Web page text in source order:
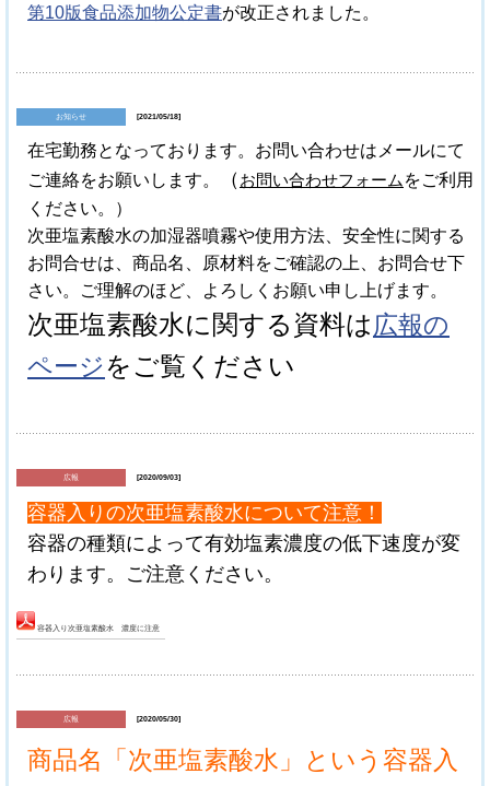
第10版食品添加物公定書が改正されました。
お知らせ [2021/05/18]
在宅勤務となっております。お問い合わせはメールにて
ご連絡をお願いします。
（ お問い合わせフォーム をご利用
ください。）
次亜塩素酸水の加湿器噴霧や使用方法、安全性に関する
お問合せは、商品名、原材料をご確認の上、お問合せ下
さい。ご理解のほど、よろしくお願い申し上げます。
次亜塩素酸水に関する資料は広報の
ページをご覧ください
広報 [2020/09/03]
容器入りの次亜塩素酸水について注意！
容器の種類によって有効塩素濃度の低下速度が変
わります。ご注意ください。
容器入り次亜塩素酸水 濃度に注意
広報 [2020/05/30]
商品名「次亜塩素酸水」という容器入